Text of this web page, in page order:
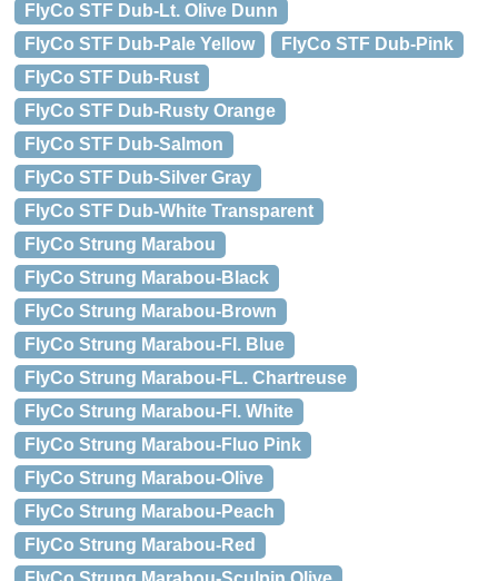
FlyCo STF Dub-Lt. Olive Dunn
FlyCo STF Dub-Pale Yellow
FlyCo STF Dub-Pink
FlyCo STF Dub-Rust
FlyCo STF Dub-Rusty Orange
FlyCo STF Dub-Salmon
FlyCo STF Dub-Silver Gray
FlyCo STF Dub-White Transparent
FlyCo Strung Marabou
FlyCo Strung Marabou-Black
FlyCo Strung Marabou-Brown
FlyCo Strung Marabou-Fl. Blue
FlyCo Strung Marabou-FL. Chartreuse
FlyCo Strung Marabou-Fl. White
FlyCo Strung Marabou-Fluo Pink
FlyCo Strung Marabou-Olive
FlyCo Strung Marabou-Peach
FlyCo Strung Marabou-Red